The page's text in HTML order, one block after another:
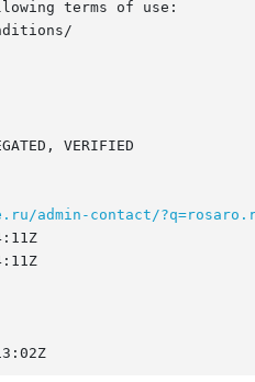
terms of use:
VERIFIED
admin-contact/